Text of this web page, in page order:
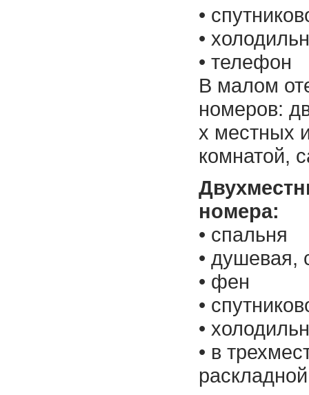
•
•
• телефон
В малом
номеров:
х местных
комнатой,
номера:
• спальня
• душевая,
• фен
•
•
• в